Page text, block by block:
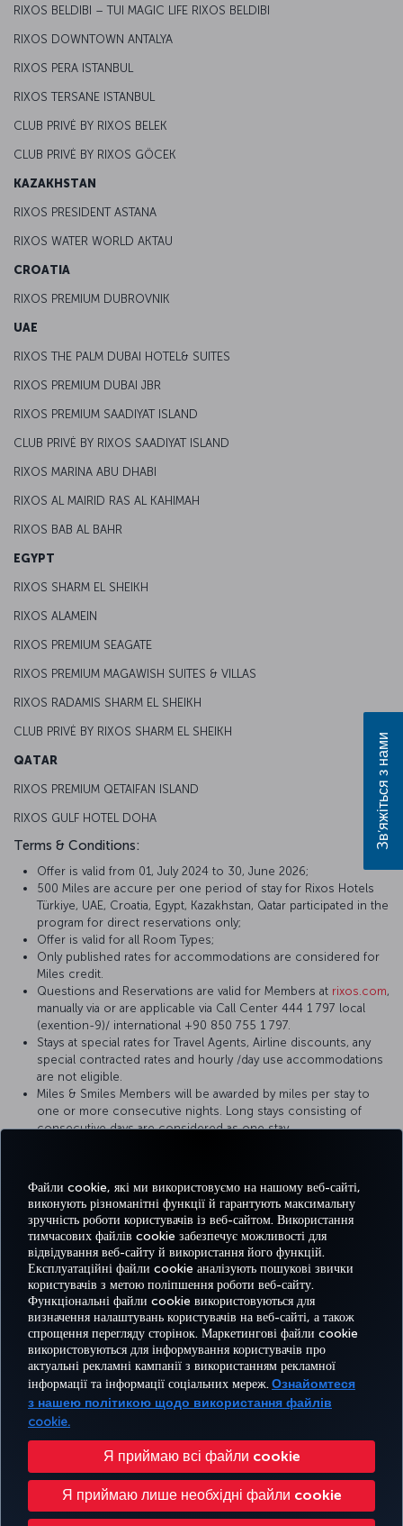
Файли cookie, які ми використовуємо на нашому веб-сайті,
виконують різноманітні функції й гарантують максимальну
зручність роботи користувачів із веб-сайтом. Використання
тимчасових файлів cookie забезпечує можливості для
відвідування веб-сайту й використання його функцій.
Експлуатаційні файли cookie аналізують пошукові звички
користувачів з метою поліпшення роботи веб-сайту.
Функціональні файли cookie використовуються для
визначення налаштувань користувачів на веб-сайті, а також
спрощення перегляду сторінок. Маркетингові файли cookie
використовуються для інформування користувачів про
актуальні рекламні кампанії з використанням рекламної
інформації та інформації соціальних мереж.Ознайомтеся
з нашею політикою щодо використання файлів
cookie.
Я приймаю всі файли cookie
Я приймаю лише необхідні файли cookie
RIXOS BELDIBI – TUI MAGIC LIFE RIXOS BELDIBI
RIXOS DOWNTOWN ANTALYA
RIXOS PERA ISTANBUL
RIXOS TERSANE ISTANBUL
CLUB PRIVĖ BY RIXOS BELEK
CLUB PRIVĖ BY RIXOS GÖCEK
KAZAKHSTAN
RIXOS PRESIDENT ASTANA
RIXOS WATER WORLD AKTAU
CROATIA
RIXOS PREMIUM DUBROVNIK
UAE
RIXOS THE PALM DUBAI HOTEL& SUITES
RIXOS PREMIUM DUBAI JBR
RIXOS PREMIUM SAADIYAT ISLAND
CLUB PRIVĖ BY RIXOS SAADIYAT ISLAND
RIXOS MARINA ABU DHABI
RIXOS AL MAIRID RAS AL KAHIMAH
RIXOS BAB AL BAHR
EGYPT
RIXOS SHARM EL SHEIKH
RIXOS ALAMEIN
RIXOS PREMIUM SEAGATE
RIXOS PREMIUM MAGAWISH SUITES & VILLAS
RIXOS RADAMIS SHARM EL SHEIKH
CLUB PRIVĖ BY RIXOS SHARM EL SHEIKH
QATAR
RIXOS PREMIUM QETAIFAN ISLAND
RIXOS GULF HOTEL DOHA
Terms & Conditions:
Offer is valid from 01, July 2024 to 30, June 2026;
500 Miles are accure per one period of stay for Rixos Hotels
Türkiye, UAE, Croatia, Egypt, Kazakhstan, Qatar participated in the
program for direct reservations only;
Offer is valid for all Room Types;
Only published rates for accommodations are considered for
Miles credit.
Questions and Reservations are valid for Members at rixos.com,
manually via or are applicable via Call Center 444 1 797 local
(exention-9)/ international +90 850 755 1 797.
Stays at special rates for Travel Agents, Airline discounts, any
special contracted rates and hourly /day use accommodations
are not eligible.
Miles & Smiles Members will be awarded by miles per stay to
one or more consecutive nights. Long stays consisting of
consecutive days are considered as one stay.
agreeing and informing Partner Airline.
Miles & Smiles Member have to provide a Membership card at
the check-in at the reception desk.
Facebook
TwitterInstagram
YouTubeLinkedIn
TiktokБлогPinterest
БРОНЮВАННЯ
ТА КЕРУВАННЯ
БРОНЮВАННЯМ
ВРАЖЕННЯ
ПРОПОЗИЦІЇ
НАПРЯМКИ
ДОВІДКА
Політика конфіденційності та використання файлів cookie
Права пасажирів Змінити налаштування файлів cookie
План обслуговування клієнтів Міністерства транспорту США Права суб'єктів даних ЄС
Зв’яжіться з нами